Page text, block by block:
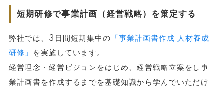
短期研修で事業計画（経営戦略）を策定する
弊社では、3日間短期集中の 「事業計画書作成 人材養成
研修」
を実施しています。
経営理念・経営ビジョンをはじめ、経営戦略立案をし事
業計画書を作成するまでを基礎知識から学んでいただけ